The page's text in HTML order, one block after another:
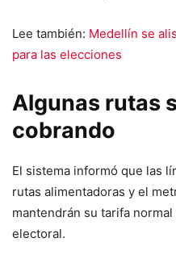
Lee también: Medellín se
para las elecciones
Algunas rutas
cobrando
El sistema informó que las
rutas alimentadoras y el
mantendrán su tarifa
electoral.